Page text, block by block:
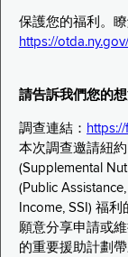
保護您的福利。
https://
請告訴我們您的
調查連結：
本次調查邀請紐
(Supplemental
(Public
Income, SSI) 福
願意分享申請或
的重要援助計劃帶